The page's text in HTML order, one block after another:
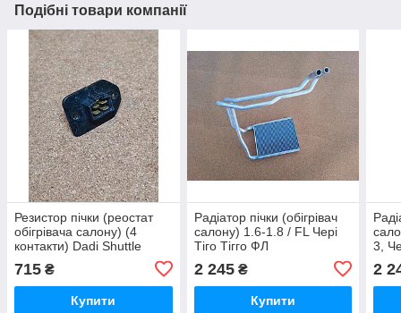
Подібні товари компанії
Резистор пічки (реостат
обігрівача салону) (4
контакти) Dadi Shuttle
Smoothing Дади Даді Шатл
Смусінг Смусинг
715 ₴
Купити
Радіатор пічки (обігрівач
салону) 1.6-1.8 / FL Чері
Тіго Тігго ФЛ
2 245₴
Купити
3,
2